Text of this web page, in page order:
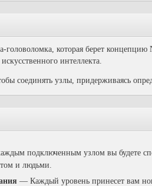
которая берет концепцию
интеллекта.
соединять узлы, придерживаясь
подключенным узлом вы будете
и людьми.
— Каждый уровень принесет вам